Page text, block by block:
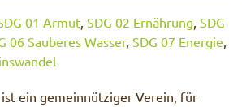
01 Armut, SDG 02 Ernährung, SDG
06 Sauberes Wasser, SDG 07 Energie,
ein gemeinnütziger Verein, für